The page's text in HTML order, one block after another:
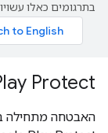
בתרגומים כאלו
Protect
האבטחה מתחילה